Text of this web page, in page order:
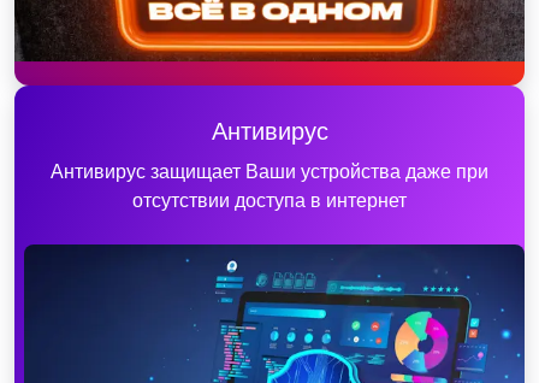
Антивирус
Антивирус защищает Ваши устройства даже при
отсутствии доступа в интернет